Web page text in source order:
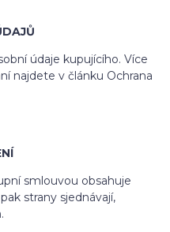
údaje kupujícího. Více
najdete v článku Ochrana
smlouvou obsahuje
strany sjednávají,